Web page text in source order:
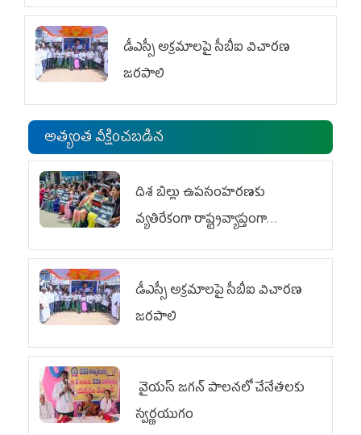
డీఎస్సీ అక్రమాలపై సీబీఐ విచారణ
జరపాలి
అత్యంత వీక్షించబడిన
దిశ బిల్లు ఉపసంహరణకు
వ్యతిరేకంగా రాష్ట్రవ్యాప్తంగా
వైయ‌స్ఆర్‌సీపీ మహిళా విభాగం
డీఎస్సీ అక్రమాలపై సీబీఐ విచారణ
జరపాలి
వైయ‌స్ జగన్ పాలనలో చేనేతలకు
స్వర్ణయుగం